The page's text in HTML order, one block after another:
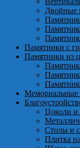
Двойные
Памятники с
Памятники из
Мемориальные
Цоколи и
Столы и
Плитка